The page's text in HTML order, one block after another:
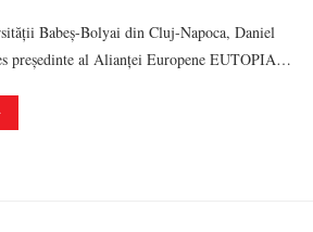
Babeș-Bolyai din Cluj-Napoca, Daniel
președinte al Alianței Europene EUTOPIA…